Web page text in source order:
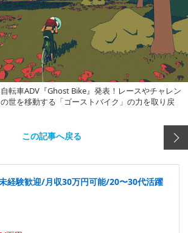
転車ADV『Ghost Bike』発表！レースやチャレン
世を移動する「ゴーストバイク」の力を取り戻
この記事へ戻る
経験歓迎/月収30万円可能/20〜30代活躍